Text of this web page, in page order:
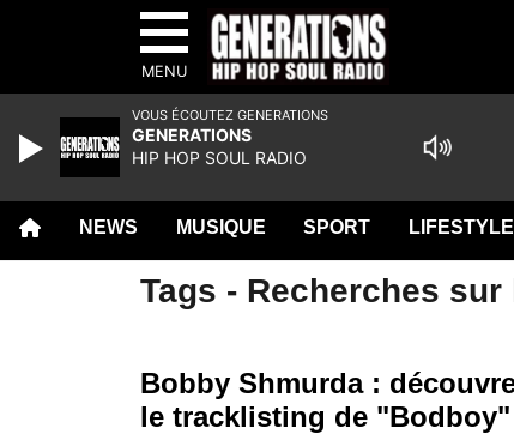
MENU
NEWS MUSIQUE SPORT LIFESTYLE
Tags - Recherches
Bobby Shmurda :
le tracklisting de "Bodboy"
VOUS ÉCOUTEZ GENERATIONS
GENERATIONS
HIP HOP SOUL RADIO